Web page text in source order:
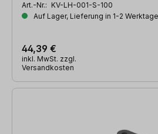
Art.-Nr.: KV-LH-001-S-100
Auf Lager, Lieferung in 1-2
44,39 €
inkl. MwSt. zzgl.
Versandkosten